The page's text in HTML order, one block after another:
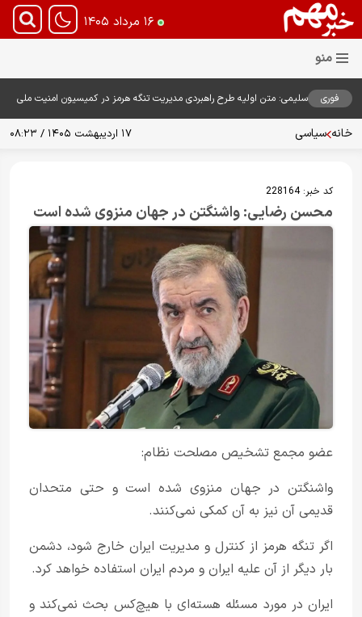
۱۶ مرداد ۱۴۰۵
فوری
سلیمی: متن اولیه طرح راهبردی مدیریت تنگه هرمز در کمیسیون امنیت ملی
خانه سیاسی ۱۷ اردیبهشت ۱۴۰۵ / ۰۸:۲۳
کد خبر:228164
محسن رضایی: واشنگتن در جهان منزوی شده است
عضو مجمع تشخیص مصلحت نظام:
واشنگتن در جهان منزوی شده است و حتی متحدان
قدیمی آن نیز به آن کمکی نمی‌کنند.
اگر تنگه هرمز از کنترل و مدیریت ایران خارج شود، دشمن
بار دیگر از آن علیه ایران و مردم ایران استفاده خواهد کرد.
ایران در مورد مسئله هسته‌ای با هیچ‌کس بحث نمی‌کند و